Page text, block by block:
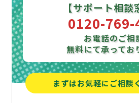
【サポート相談
0120-769-
お電話のご相
無料にて承ってお
まずはお気軽にご相談